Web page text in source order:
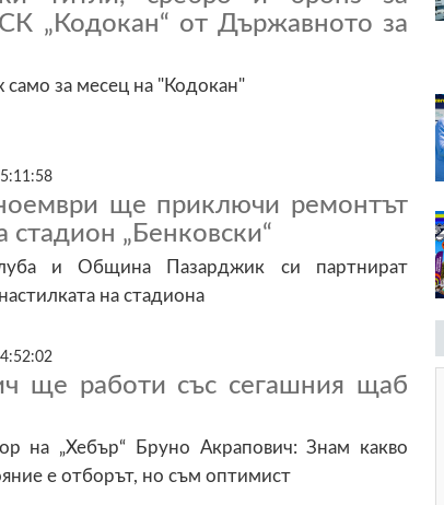
„Кодокан“ от Държавното за
само за месец на "Кодокан"
ще приключи ремонтът
стадион „Бенковски“
и Община Пазарджик си партнират
на стадиона
ще работи със сегашния щаб
на „Хебър“ Бруно Акрапович: Знам какво
е отборът, но съм оптимист